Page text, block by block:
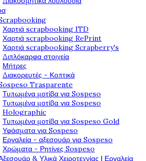
Χαρτιά scrapbooking ITD
Χαρτιά scrapbooking RePrint
Χαρτιά scrapbooking Scrapberry's
Διπλόκαρφα στοιχεία
Μήτρες
Διακορευτές - Κοπτικά
Trasparente
Τυπωμένα μοτίβα για Sospeso
Τυπωμένα μοτίβα για Sospeso
Holographic
Τυπωμένα μοτίβα για Sospeso Gold
Υφάσματα για Sospeso
Εργαλεία - αξεσουάρ για Sospeso
Χρώματα - Ρητίνες Sospeso
& Υλικά Χειροτεχνίας | Εργαλεία